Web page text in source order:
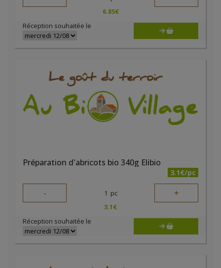
6.85€
Réception souhaitée le
Préparation d'abricots bio 340g Elibio
3.1€/pc
- 1 pc +
3.1€
Réception souhaitée le